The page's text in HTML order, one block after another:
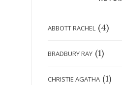
ABBOTT RACHEL (4)
BRADBURY RAY (1)
CHRISTIE AGATHA (1)